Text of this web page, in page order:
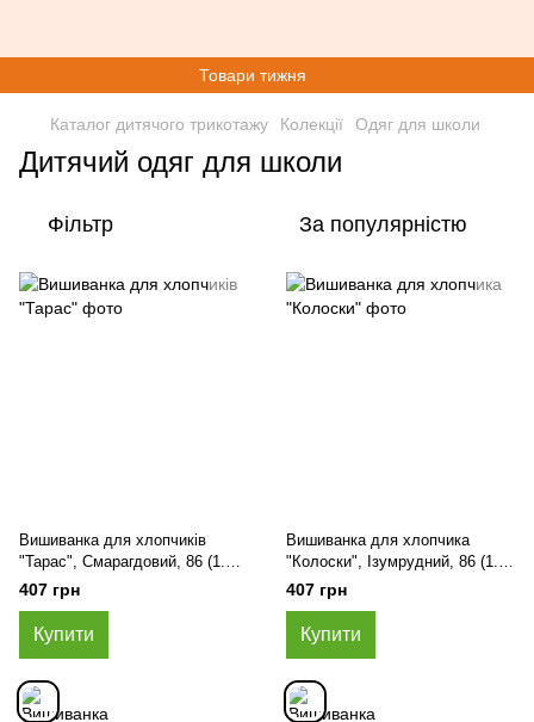
Товари тижня
Каталог дитячого трикотажу Колекції Одяг для школи
Дитячий одяг для школи
Фільтр За популярністю
Вишиванка для хлопчиків
"Тарас", Смарагдовий, 86 (1.5
роки)
407 грн
Купити
Вишиванка для хлопчика
"Колоски", Ізумрудний, 86 (1.5
роки)
407 грн
Купити